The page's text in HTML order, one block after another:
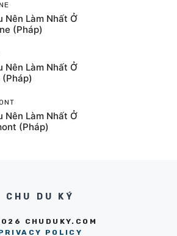
Nên Làm Nhất Ở
(Pháp)
Nên Làm Nhất Ở
(Pháp)
Nên Làm Nhất Ở
(Pháp)
CHU DU KÝ
CHUDUKY.COM
POLICY